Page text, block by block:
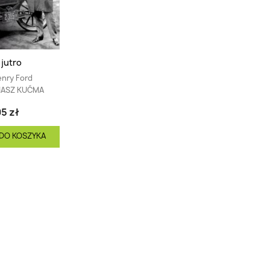
jutro
Ford
KUĆMA
zł
KOSZYKA